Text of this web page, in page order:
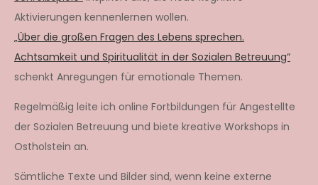
Aktivierungen kennenlernen wollen.
„Über die großen Fragen des Lebens sprechen.
Achtsamkeit und Spiritualität in der Sozialen Betreuung“
schenkt Anregungen für emotionale Themen.
Regelmäßig leite ich online Fortbildungen für Angestellte
der Sozialen Betreuung und biete kreative Workshops in
Ostholstein an.
Sämtliche Texte und Bilder sind, wenn keine externe